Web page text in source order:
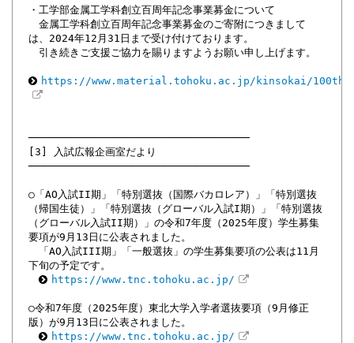
・工学部金属工学科創立百周年記念事業募金について
金属工学科創立百周年記念事業募金のご寄附につきまして
は、2024年12月31日まで受け付けております。
引き続きご支援ご協力を賜りますようお願い申し上げます。
https://www.material.tohoku.ac.jp/kinsokai/100th/
───────────────────────────────────
[3] 入試広報企画室だより
───────────────────────────────────
○「AO入試II期」「特別選抜（国際バカロレア）」「特別選抜
（帰国生徒）」「特別選抜（グローバル入試I期）」「特別選抜
（グローバル入試II期）」の令和7年度（2025年度）学生募集
要項が9月13日に公表されました。
「AO入試III期」「一般選抜」の学生募集要項の公表は11月
下旬の予定です。
https://www.tnc.tohoku.ac.jp/
○令和7年度（2025年度）東北大学入学者選抜要項（9月修正
版）が9月13日に公表されました。
https://www.tnc.tohoku.ac.jp/